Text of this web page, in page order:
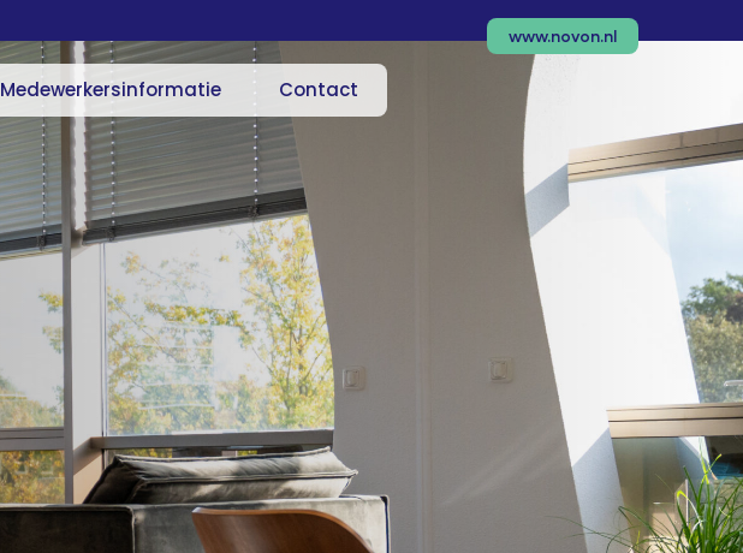
www.novon.nl
Medewerkersinformatie Contact